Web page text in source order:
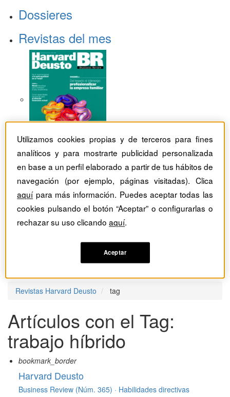
Dossieres
Revistas del mes
Revistas Harvard Deusto tag
Artículos con el Tag:
trabajo híbrido
bookmark_border
Harvard Deusto
Business Review (Núm. 365) · Habilidades directivas
Utilizamos cookies propias y de terceros para fines
analíticos y para mostrarte publicidad personalizada
en base a un perfil elaborado a partir de tus hábitos de
navegación (por ejemplo, páginas visitadas). Clica
aquípara más información. Puedes aceptar todas las
cookies pulsando el botón “Aceptar” o configurarlas o
rechazar su uso clicandoaquí.
Aceptar